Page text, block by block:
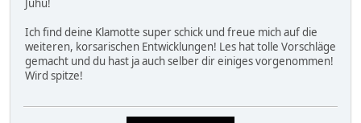
Juhu!
Ich find deine Klamotte super schick und freue mich auf die
weiteren, korsarischen Entwicklungen! Les hat tolle Vorschläge
gemacht und du hast ja auch selber dir einiges vorgenommen!
Wird spitze!